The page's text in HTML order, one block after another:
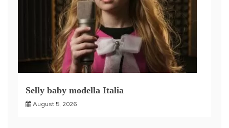
Selly baby modella Italia
August 5, 2026